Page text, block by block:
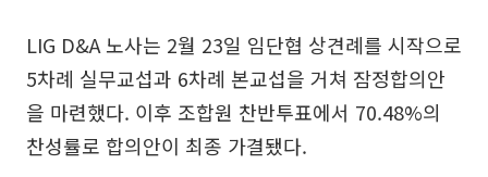
LIG D&A 노사는 2월 23일 임단협 상견례를 시작으로
5차례 실무교섭과 6차례 본교섭을 거쳐 잠정합의안
을 마련했다. 이후 조합원 찬반투표에서 70.48%의
찬성률로 합의안이 최종 가결됐다.